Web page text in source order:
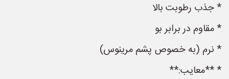
* جذب رطوبت بالا
* مقاوم در برابر بو
* نرم (به خصوص پشم مرینوس)
* **معایب:**